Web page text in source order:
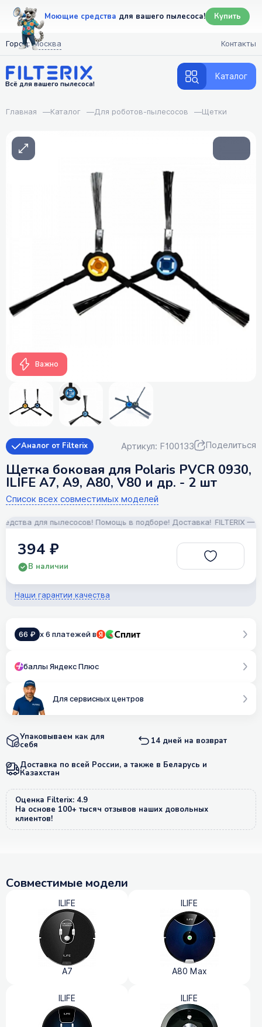
Моющие средства для вашего пылесоса! Купить
Город: Москва Контакты
Всё для вашего пылесоса!
Каталог
Главная —Каталог —Для роботов-пылесосов —Щетки
Важно
Аналог от Filterix Артикул: F100133 Поделиться
Щетка боковая для Polaris PVCR 0930,
ILIFE A7, A9, A80, V80 и др. - 2 шт
Список всех совместимых моделей
для пылесосов! Помощь в подборе! Доставка! FILTERIX —
394 ₽
В наличии
Наши гарантии качества
66 ₽ x 6 платежей в
баллы Яндекс Плюс
Для сервисных центров
Упаковываем как для
себя 14 дней на возврат
Доставка по всей России, а также в Беларусь и
Казахстан
Оценка Filterix: 4.9
На основе 100+ тысяч отзывов наших довольных
клиентов!
Совместимые модели
ILIFE
A7
ILIFE
A80 Max
ILIFE ILIFE